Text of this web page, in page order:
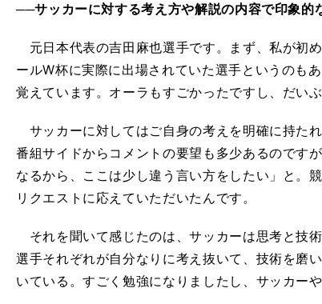
──サッカーに対する考え方や解説の内容で印象的
元日本代表の吉田麻也選手です。まず、私が初
ールW杯に実際に出場されていた選手というのも
覚えています。オーラもすごかったですし、だいぶ
サッカーに対してはご自身の考えを明確に持た
番組サイドからコメントの要望も多少あるのです
なるから、ここは少し違う言い方をしたい」と。
リクエストに応えていただいたんです。
それを聞いて感じたのは、サッカーは思考と技
選手それぞれが自分なりに考え抜いて、技術を磨
いている。すごく勉強になりましたし、サッカー